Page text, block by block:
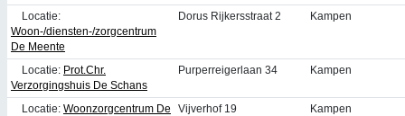
Locatie:
Woon-/diensten-/zorgcentrum
De Meente
Dorus Rijkersstraat 2 Kampen
Locatie: Prot.Chr.
Verzorgingshuis De Schans
Purperreigerlaan 34 Kampen
Locatie: Woonzorgcentrum De
Vijverhof 19 Kampen